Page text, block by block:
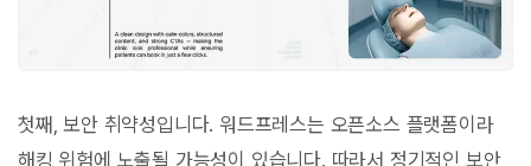
첫째, 보안 취약성입니다. 워드프레스는 오픈소스 플랫폼이라
해킹 위험에 노출될 가능성이 있습니다. 따라서 정기적인 보안